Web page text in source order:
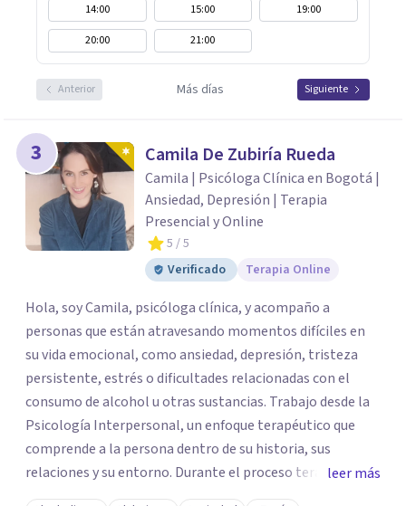
14:00 15:00
19:00
20:00
21:00
Anterior Más días Siguiente
3 Camila De Zubiría Rueda
Camila | Psicóloga Clínica en Bogotá |
Ansiedad, Depresión | Terapia
Presencial y Online
5 / 5
Verificado
Terapia Online
Hola, soy Camila, psicóloga clínica, y acompaño a
personas que están atravesando momentos difíciles en
su vida emocional, como ansiedad, depresión, tristeza
persistente, estrés o dificultades relacionadas con el
consumo de alcohol u otras sustancias. Trabajo desde la
Psicología Interpersonal, un enfoque terapéutico que
comprende a la persona dentro de su historia, sus
relaciones y su entorno. Durante el proceso terapéutico
exploramos cómo tus experiencias pasadas, tus vínculos
leer más